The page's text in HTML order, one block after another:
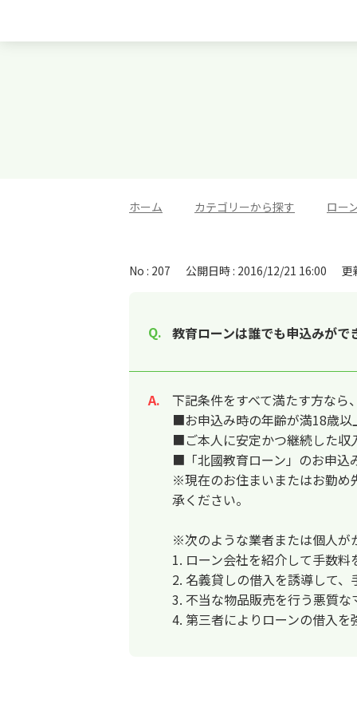
ホーム カテゴリーから探す ロー
No : 207 公開日時 : 2016/12/21 16:00 更
教育ローンは誰でも申込みがで
回答
下記条件をすべて満たす方なら
■お申込み時の年齢が満18歳以
■ご本人に安定かつ継続した収
■「北國教育ローン」のお申込
※現在のお住まいまたはお勤め
承ください。
※次のような業者または個人が
1. ローン会社を紹介して手数
2. 名義貸しの借入を誘導して
3. 不当な物品販売を行う悪質
4. 第三者によりローンの借入